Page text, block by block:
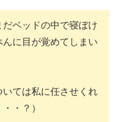
ベッドの中で寝ぼけ
に目が覚めてしまい
いては私に任させくれ
・？）